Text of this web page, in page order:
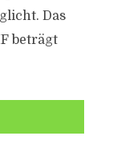
Das
beträgt